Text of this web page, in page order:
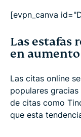
[evpn_canva
Las estafas
en aumento
Las citas online
populares
de citas como
que esta